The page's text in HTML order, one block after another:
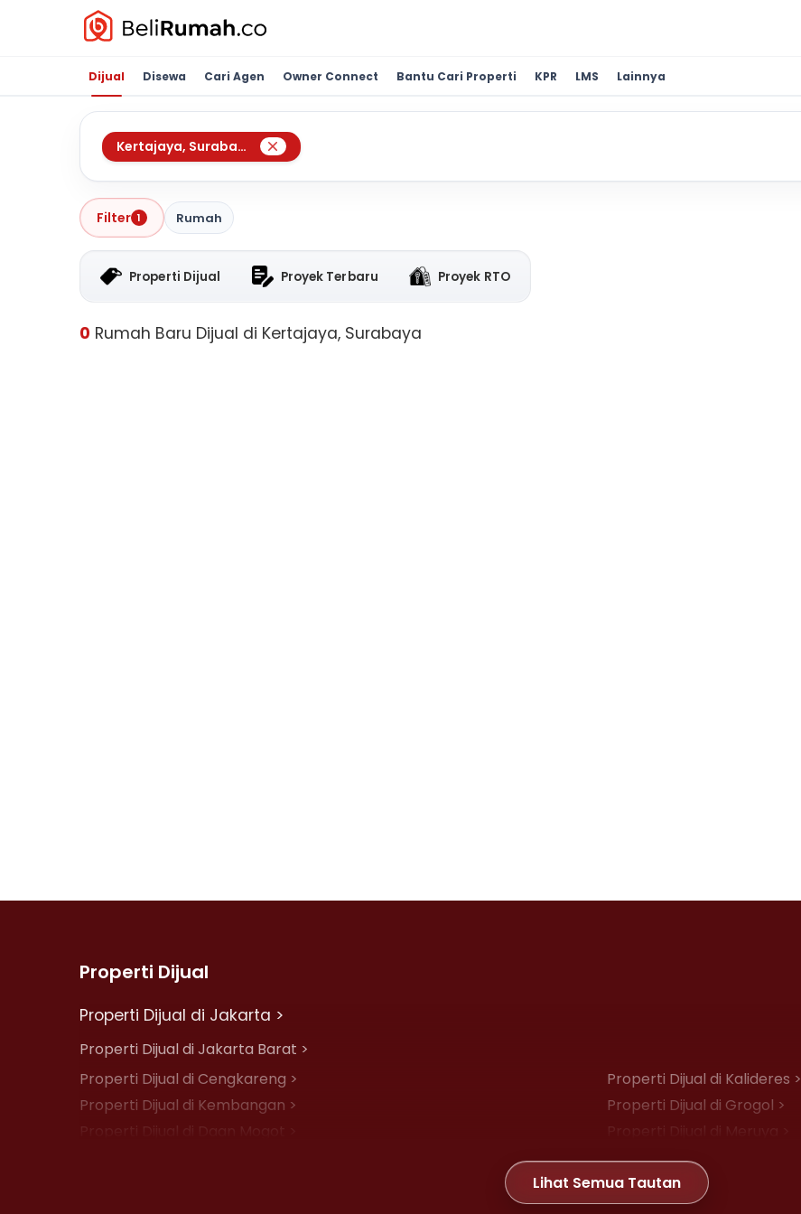
Dijual Disewa Cari Agen Owner Connect Bantu Cari Properti KPR LMS Lainnya
Kertajaya, Surabaya
Filter 1 Rumah
Properti Dijual Proyek Terbaru Proyek RTO
0 Rumah Baru Dijual di Kertajaya, Surabaya
Properti Dijual
Properti Dijual di Jakarta >
Properti Dijual di Jakarta Barat >
Properti Dijual di Cengkareng >
Properti Dijual di Kalideres >
Properti Dijual di Kembangan >
Properti Dijual di Grogol >
Properti Dijual di Daan Mogot >
Properti Dijual di Meruya >
Properti Dijual di Joglo >
Lihat Semua Tautan